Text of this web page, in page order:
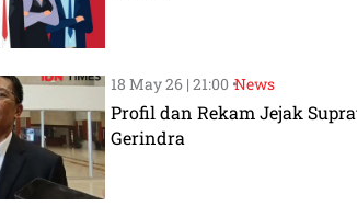
18 May 26 | 21:00 •News
Profil dan Rekam Jejak
Gerindra